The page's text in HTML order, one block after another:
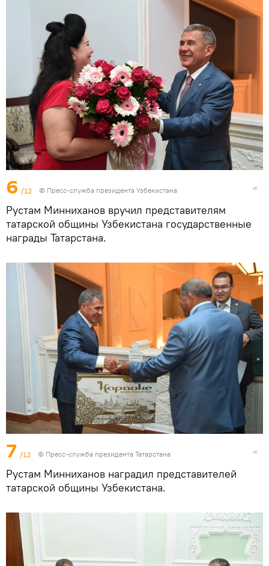
6 /12 © Пресс-служба президента Узбекистана
Рустам Минниханов вручил представителям
татарской общины Узбекистана государственные
награды Татарстана.
7 /12 © Пресс-служба президента Татарстана
Рустам Минниханов наградил представителей
татарской общины Узбекистана.